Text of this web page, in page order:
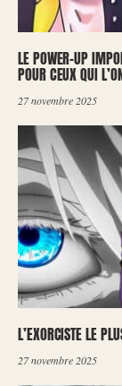
LE POWER-UP
POUR CEUX QUI
27 novembre 2025
L’EXORCISTE LE
27 novembre 2025